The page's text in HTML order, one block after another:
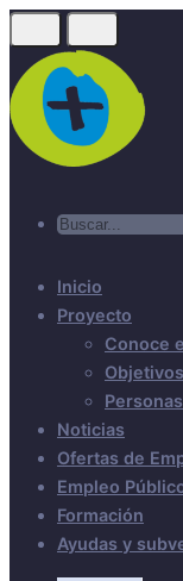
Skip
to
main
content
Inicio
Proyecto
Conoce
Noticias
Ofertas de
Empleo
Formación
Ayudas y